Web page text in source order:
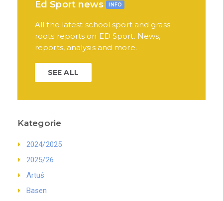
Ed Sport news INFO
All the latest school sport and grass
roots reports on ED Sport. News,
reports, analysis and more.
SEE ALL
Kategorie
2024/2025
2025/26
Artuś
Basen